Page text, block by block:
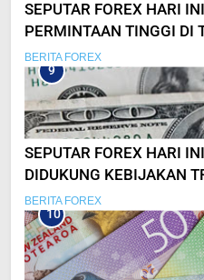
SEPUTAR FOREX HARI
PERMINTAAN TINGGI DI
PASAR
BERITA FOREX
9
SEPUTAR FOREX HARI
DIDUKUNG KEBIJAKAN
KETIDAKPASTIAN GLOBAL
BERITA FOREX
10